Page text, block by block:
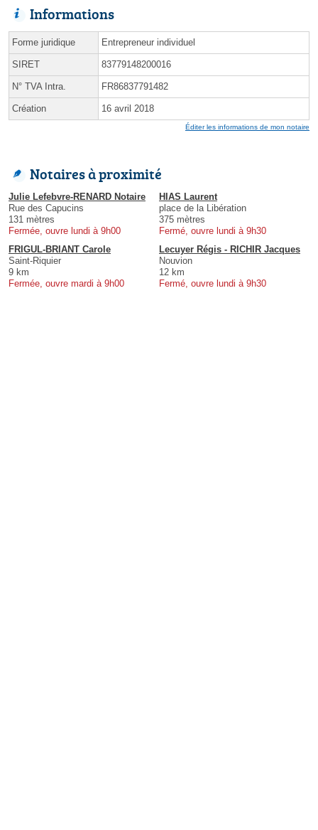
Informations
Forme juridique Entrepreneur individuel
SIRET 83779148200016
N° TVA Intra. FR86837791482
Création 16 avril 2018
Éditer les informations de mon notaire
Notaires à proximité
Julie Lefebvre-RENARD Notaire
Rue des Capucins
131 mètres
Fermée, ouvre lundi à 9h00
HIAS Laurent
place de la Libération
375 mètres
Fermé, ouvre lundi à 9h30
FRIGUL-BRIANT Carole
Saint-Riquier
9 km
Fermée, ouvre mardi à 9h00
Lecuyer Régis - RICHIR Jacques
Nouvion
12 km
Fermé, ouvre lundi à 9h30